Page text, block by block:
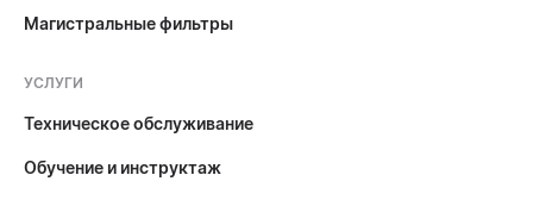
Магистральные фильтры
УСЛУГИ
Техническое обслуживание
Обучение и инструктаж